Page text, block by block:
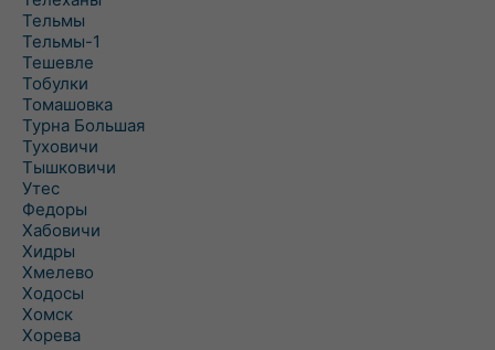
Тельмы
Тельмы-1
Тешевле
Тобулки
Томашовка
Турна Большая
Туховичи
Тышковичи
Утес
Федоры
Хабовичи
Хидры
Хмелево
Ходосы
Хомск
Хорева